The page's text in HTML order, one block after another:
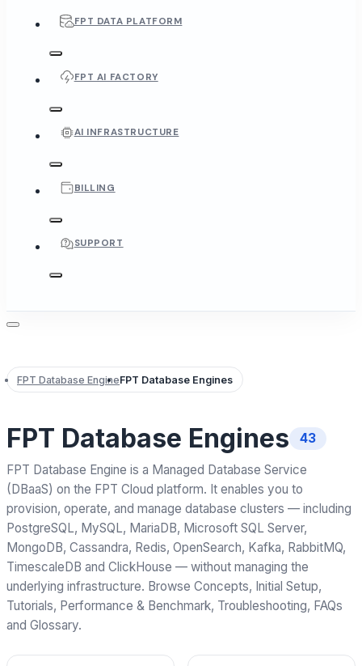
FPT DATA PLATFORM
FPT AI FACTORY
AI INFRASTRUCTURE
BILLING
SUPPORT
FPT Database EngineFPT Database Engines
FPT Database Engines 43
FPT Database Engine is a Managed Database Service
(DBaaS) on the FPT Cloud platform. It enables you to
provision, operate, and manage database clusters — including
PostgreSQL, MySQL, MariaDB, Microsoft SQL Server,
MongoDB, Cassandra, Redis, OpenSearch, Kafka, RabbitMQ,
TimescaleDB and ClickHouse — without managing the
underlying infrastructure. Browse Concepts, Initial Setup,
Tutorials, Performance & Benchmark, Troubleshooting, FAQs
and Glossary.